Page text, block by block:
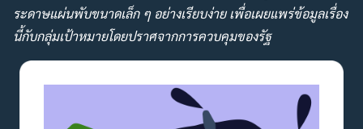
ระดาษแผ่นพับขนาดเล็ก ๆ อย่างเรียบง่าย เพื่อเผยแพร่ข้อมูลเรื่อง
นี้กับกลุ่มเป้าหมายโดยปราศจากการควบคุมของรัฐ